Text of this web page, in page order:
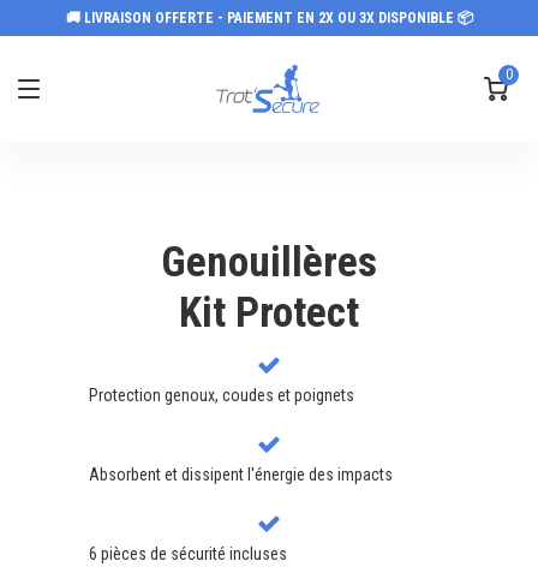
🚚 LIVRAISON OFFERTE - PAIEMENT EN 2X OU 3X DISPONIBLE 📦
0
Genouillères
Kit Protect
Protection genoux, coudes et poignets
Absorbent et dissipent l'énergie des impacts
6 pièces de sécurité incluses